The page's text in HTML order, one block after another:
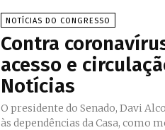
NOTÍCIAS DO CONGRESSO
Contra
acesso e
Notícias
O presidente do Senado, Davi
às dependências da Casa, como